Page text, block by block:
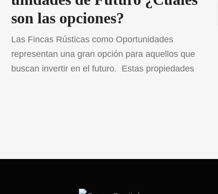
son las opciones?
Las Fincas Rústicas como Oportunidades
representan una gran opción para aquellos que
buscan invertir en el futuro. Estas propiedades